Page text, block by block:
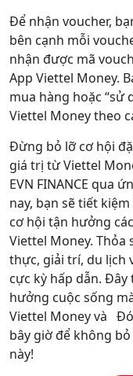
Để nhận voucher,
bên cạnh mỗi
nhận được mã
App Viettel Money.
mua hàng hoặc “sử
Viettel Money theo
Đừng bỏ lỡ cơ hội
giá trị từ Viettel
EVN FINANCE qua
nay, bạn sẽ tiết
cơ hội tận hưởng
Viettel Money.
thực, giải trí, du lịch
cực kỳ hấp dẫn.
hưởng cuộc sống
Viettel Money và
bây giờ để không
này!